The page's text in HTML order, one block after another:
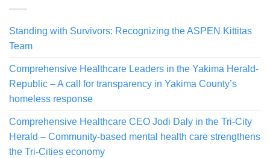
Standing with Survivors: Recognizing the ASPEN Kittitas
Team
Comprehensive Healthcare Leaders in the Yakima Herald-
Republic – A call for transparency in Yakima County’s
homeless response
Comprehensive Healthcare CEO Jodi Daly in the Tri-City
Herald – Community-based mental health care strengthens
the Tri-Cities economy